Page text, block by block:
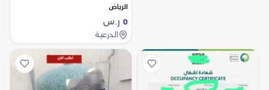
الرياض
0 ر.س
الدرعية